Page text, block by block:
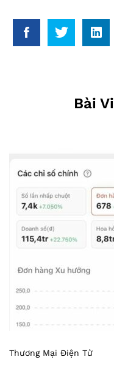
Bài
Thương Mại Điện Tử